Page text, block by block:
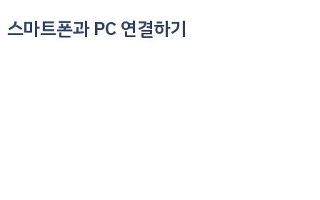
스마트폰과 PC 연결하기